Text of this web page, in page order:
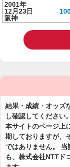
2001年
12月23日
阪神
結果・成績・オッズ
し確認してください。
本サイトのページ上
期しておりますが、
ではありません。
も、株式会社NTTド